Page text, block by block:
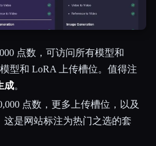
点数，可访问所有模型和
型和 LoRA 上传槽位。值得注
成。
点数，更多上传槽位，以及
这是网站标注为热门之选的套